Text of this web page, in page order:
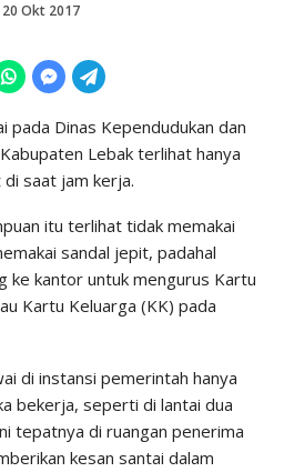
20 Okt 2017
pada Dinas Kependudukan dan
Lebak terlihat hanya
saat jam kerja.
itu terlihat tidak memakai
sandal jepit, padahal
ke kantor untuk mengurus Kartu
Kartu Keluarga (KK) pada
di instansi pemerintah hanya
bekerja, seperti di lantai dua
tepatnya di ruangan penerima
kesan santai dalam